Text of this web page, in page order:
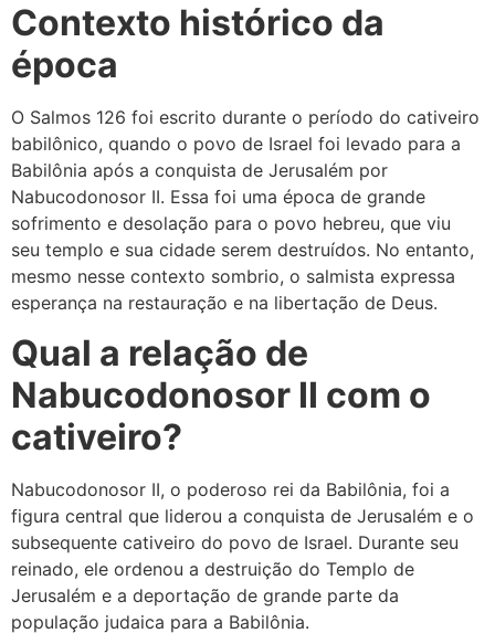
Contexto histórico da
época
O Salmos 126 foi escrito durante o período do cativeiro
babilônico, quando o povo de Israel foi levado para a
Babilônia após a conquista de Jerusalém por
Nabucodonosor II. Essa foi uma época de grande
sofrimento e desolação para o povo hebreu, que viu
seu templo e sua cidade serem destruídos. No entanto,
mesmo nesse contexto sombrio, o salmista expressa
esperança na restauração e na libertação de Deus.
Qual a relação de
Nabucodonosor II com o
cativeiro?
Nabucodonosor II, o poderoso rei da Babilônia, foi a
figura central que liderou a conquista de Jerusalém e o
subsequente cativeiro do povo de Israel. Durante seu
reinado, ele ordenou a destruição do Templo de
Jerusalém e a deportação de grande parte da
população judaica para a Babilônia.